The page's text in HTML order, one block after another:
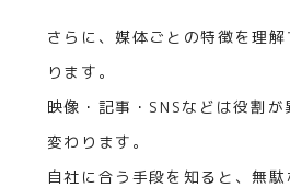
さらに、媒体ごとの特徴を理
ります。
映像・記事・SNSなどは役割
変わります。
自社に合う手段を知ると、無